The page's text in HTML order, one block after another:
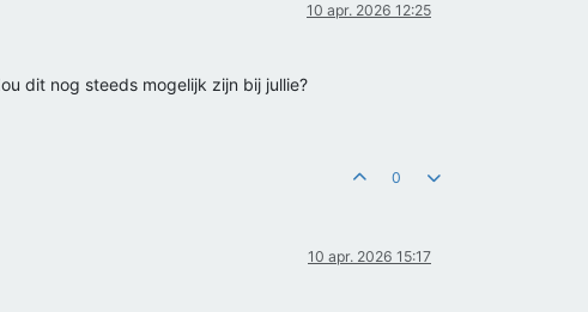
10 apr. 2026 12:25
dit nog steeds mogelijk zijn bij jullie?
0
10 apr. 2026 15:17